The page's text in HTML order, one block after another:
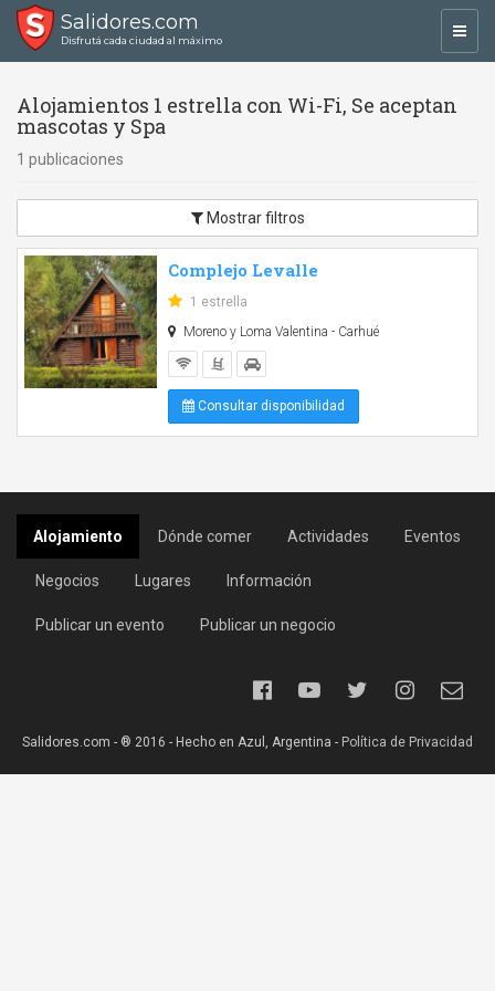
Salidores.com
Disfrutá cada ciudad al máximo
Alojamientos 1 estrella con Wi-Fi, Se aceptan
mascotas y Spa
1 publicaciones
Mostrar filtros
Complejo Levalle
1 estrella
Moreno y Loma Valentina - Carhué
Consultar disponibilidad
Alojamiento Dónde comer Actividades Eventos
Negocios Lugares Información
Publicar un evento Publicar un negocio
Salidores.com - ® 2016 - Hecho en Azul, Argentina - Política de Privacidad